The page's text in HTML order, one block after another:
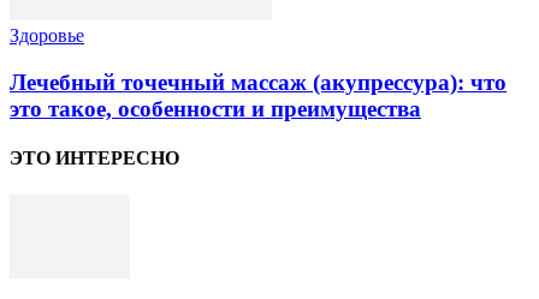
Здоровье
Лечебный точечный массаж (акупрессура): что
это такое, особенности и преимущества
ЭТО ИНТЕРЕСНО